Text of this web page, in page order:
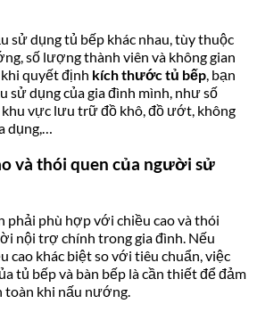
sử dụng tủ bếp khác nhau, tùy thuộc
số lượng thành viên và không gian
quyết định kích thước tủ bếp, bạn
sử dụng của gia đình mình, như số
vực lưu trữ đồ khô, đồ ướt, không
dụng,…
và thói quen của người sử
phải phù hợp với chiều cao và thói
nội trợ chính trong gia đình. Nếu
cao khác biệt so với tiêu chuẩn, việc
tủ bếp và bàn bếp là cần thiết để đảm
toàn khi nấu nướng.